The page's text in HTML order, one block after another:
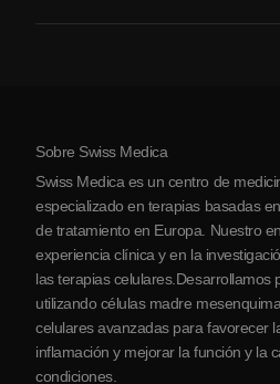
Artritis
Sobre Serbia
Colaboraciones
Sobre Swiss Medica
Swiss Medica es un centro de
especializado en terapias basadas
de tratamiento en Europa. Nuestro
experiencia clínica y en la
las terapias celulares.Desarrollamos
utilizando células madre
celulares avanzadas para favorecer
inflamación y mejorar la función y la
condiciones.